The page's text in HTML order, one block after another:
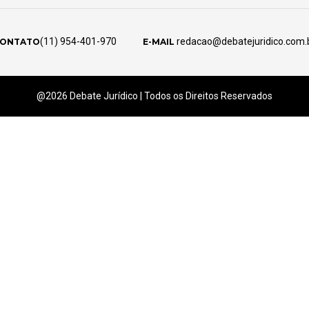
(11) 954-401-970 E-MAIL
@2026 Debate Jurídico | Todos os Direitos Reservados